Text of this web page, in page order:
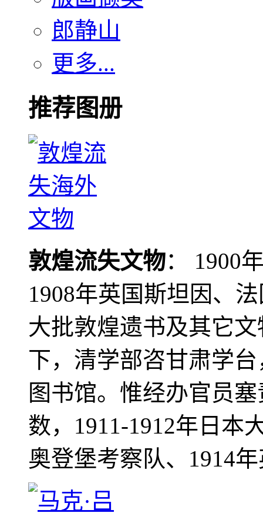
郎静山
更多...
推荐图册
敦煌流失文物： 1900
1908年英国斯坦因、
大批敦煌遗书及其它
下，清学部咨甘肃学
图书馆。惟经办官员
数，1911-1912年日本
奥登堡考察队、1914